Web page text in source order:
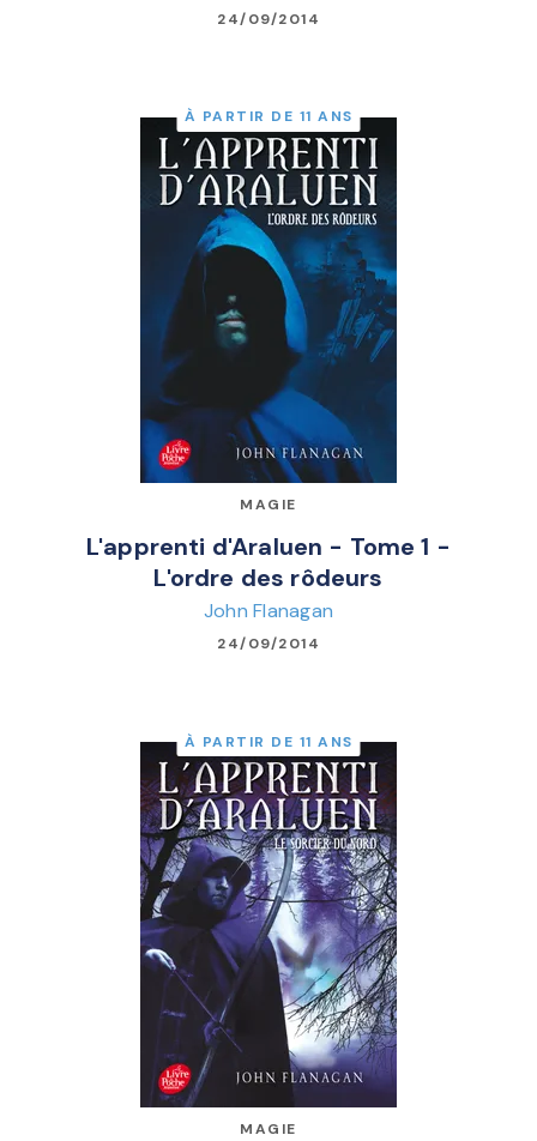
24/09/2014
À PARTIR DE 11 ANS
MAGIE
L'apprenti d'Araluen - Tome 1 -
L'ordre des rôdeurs
John Flanagan
24/09/2014
À PARTIR DE 11 ANS
MAGIE